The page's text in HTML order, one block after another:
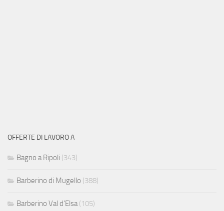
OFFERTE DI LAVORO A
Bagno a Ripoli (343)
Barberino di Mugello (388)
Barberino Val d'Elsa(105)